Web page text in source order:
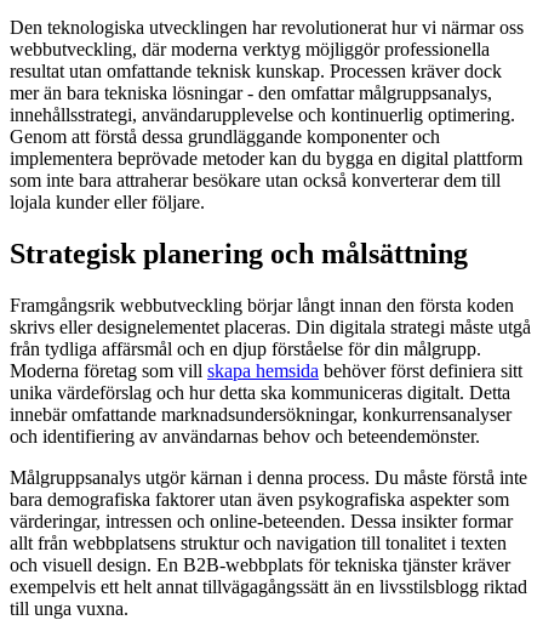
Den teknologiska utvecklingen har revolutionerat hur vi närmar oss
webbutveckling, där moderna verktyg möjliggör professionella
resultat utan omfattande teknisk kunskap. Processen kräver dock
mer än bara tekniska lösningar - den omfattar målgruppsanalys,
innehållsstrategi, användarupplevelse och kontinuerlig optimering.
Genom att förstå dessa grundläggande komponenter och
implementera beprövade metoder kan du bygga en digital plattform
som inte bara attraherar besökare utan också konverterar dem till
lojala kunder eller följare.
Strategisk planering och målsättning
Framgångsrik webbutveckling börjar långt innan den första koden
skrivs eller designelementet placeras. Din digitala strategi måste utgå
från tydliga affärsmål och en djup förståelse för din målgrupp.
Moderna företag som vill skapa hemsida behöver först definiera sitt
unika värdeförslag och hur detta ska kommuniceras digitalt. Detta
innebär omfattande marknadsundersökningar, konkurrensanalyser
och identifiering av användarnas behov och beteendemönster.
Målgruppsanalys utgör kärnan i denna process. Du måste förstå inte
bara demografiska faktorer utan även psykografiska aspekter som
värderingar, intressen och online-beteenden. Dessa insikter formar
allt från webbplatsens struktur och navigation till tonalitet i texten
och visuell design. En B2B-webbplats för tekniska tjänster kräver
exempelvis ett helt annat tillvägagångssätt än en livsstilsblogg riktad
till unga vuxna.